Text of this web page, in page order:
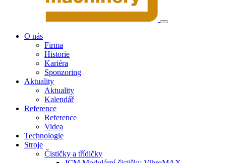
O nás
Firma
Historie
Kariéra
Sponzoring
Aktuality
Aktuality
Kalendář
Reference
Reference
Videa
Technologie
Stroje
Čističky a třídičky